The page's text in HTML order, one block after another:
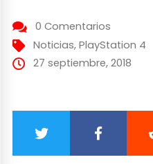
0 Comentarios
Noticias, PlayStation 4
27 septiembre, 2018